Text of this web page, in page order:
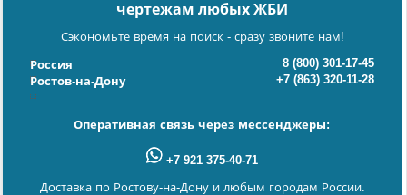
чертежам любых ЖБИ
Сэкономьте время на поиск - сразу звоните нам!
Россия
8 (800) 301-17-45
Ростов-на-Дону
+7 (863) 320-11-28
Оперативная связь через мессенджеры:
+7 921 375-40-71
Доставка по Ростову-на-Дону и любым городам России.